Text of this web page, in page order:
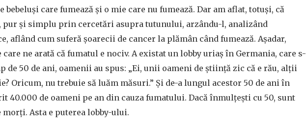
bebeluși care fumează și o mie care nu fumează. Dar am aflat, totuși, că
pur și simplu prin cercetări asupra tutunului, arzându-l, analizând
aflând cum suferă șoarecii de cancer la plămân când fumează. Așadar,
care ne arată că fumatul e nociv. A existat un lobby uriaș în Germania, care s-
de 50 de ani, oamenii au spus: „Ei, unii oameni de știință zic că e rău, alții
Oricum, nu trebuie să luăm măsuri.” Și de-a lungul acestor 50 de ani în
40.000 de oameni pe an din cauza fumatului. Dacă înmulțești cu 50, sunt
morți. Asta e puterea lobby-ului.